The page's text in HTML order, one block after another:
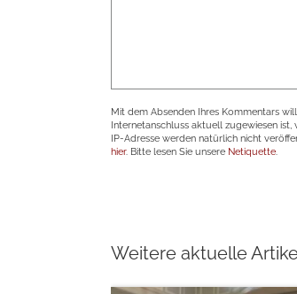
Mit dem Absenden Ihres Kommentars
Internetanschluss aktuell zugewiesen
IP-Adresse werden natürlich nicht
hier. Bitte lesen Sie unsere Netiquette.
Weitere aktuelle